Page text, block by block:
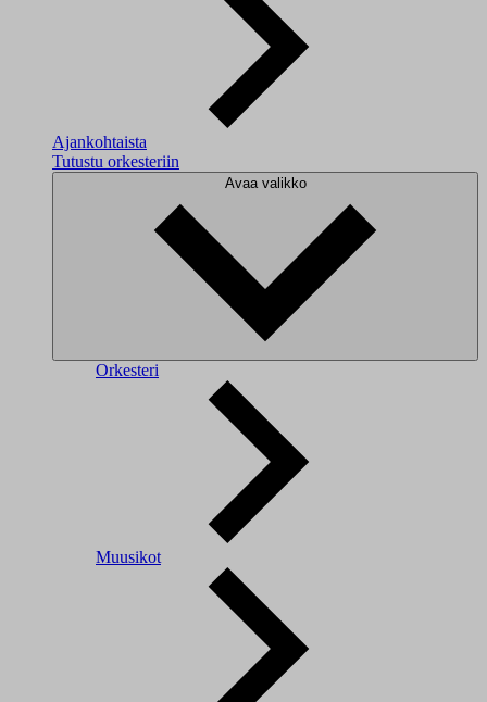
Ajankohtaista
Tutustu orkesteriin
Avaa valikko
Orkesteri
Muusikot